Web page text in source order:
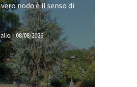
nodo è il senso di
-08/08/2026